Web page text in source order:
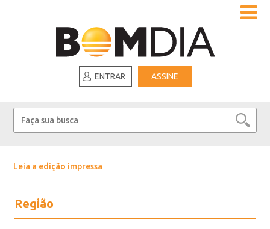
ENTRAR ASSINE
Leia a edição impressa
Região